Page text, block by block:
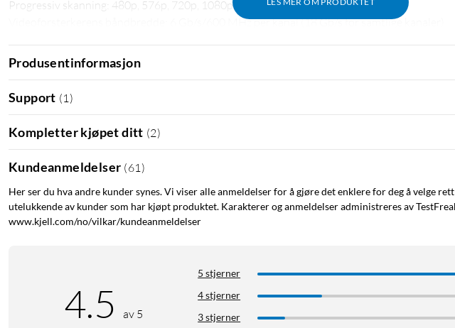
Progressiv skanning: 480p, 576p, 720p, 1080p, 4K 24/30 Hz, 4K 50/60 Hz
Videoforsterkerens båndbredde: 6 Gb/s/600 MHz per kanal (18 Gb/s for samtlige kanaler)
HDCP: 2.2
Strømforbruk: 5 W (maks)
Mål: 112x57x15 mm
Vekt: 128 g
Fjernkontroll
Trådløs rekkevidde: opptil 5 m
Mål: 129x40x18 mm
Vekt: 35 g¿ (uten batterier)
Produsentinformasjon
Support (1 )
Kompletter kjøpet ditt (2)
Kundeanmeldelser (61 )
Her ser du hva andre kunder synes. Vi viser alle anmeldelser for å gjøre det enklere for deg å velge
utelukkende av kunder som har kjøpt produktet. Karakterer og anmeldelser administreres av
www.kjell.com/no/vilkar/kundeanmeldelser
4.5 av 5
5 stjerner
4 stjerner
3 stjerner